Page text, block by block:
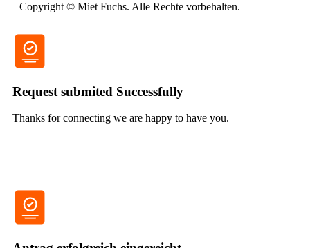
Copyright © Miet Fuchs. Alle Rechte vorbehalten.
Request submited Successfully
Thanks for connecting we are happy to have you.